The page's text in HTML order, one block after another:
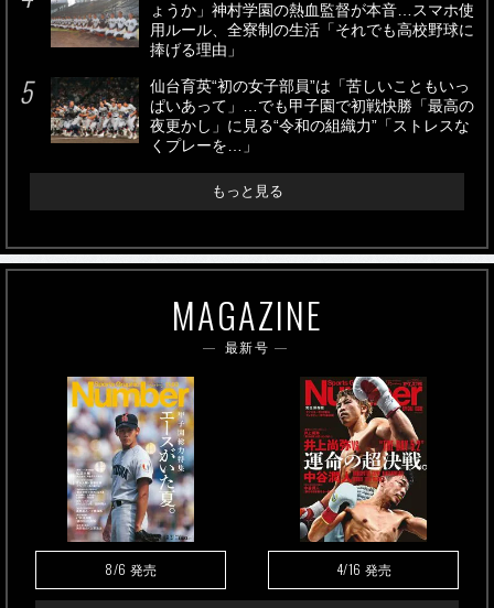
ょうか」神村学園の熱血監督が本音…スマホ使
用ルール、全寮制の生活「それでも高校野球に
捧げる理由」
仙台育英“初の女子部員”は「苦しいこともいっ
ぱいあって」…でも甲子園で初戦快勝「最高の
夜更かし」に見る“令和の組織力”「ストレスな
くプレーを…」
もっと見る
MAGAZINE
最新号
8/6 発売 4/16 発売